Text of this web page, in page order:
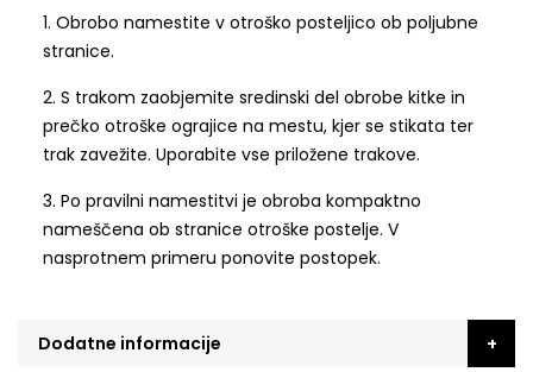
1. Obrobo namestite v otroško posteljico ob poljubne
stranice.
2. S trakom zaobjemite sredinski del obrobe kitke in
prečko otroške ograjice na mestu, kjer se stikata ter
trak zavežite. Uporabite vse priložene trakove.
3. Po pravilni namestitvi je obroba kompaktno
nameščena ob stranice otroške postelje. V
nasprotnem primeru ponovite postopek.
Dodatne informacije